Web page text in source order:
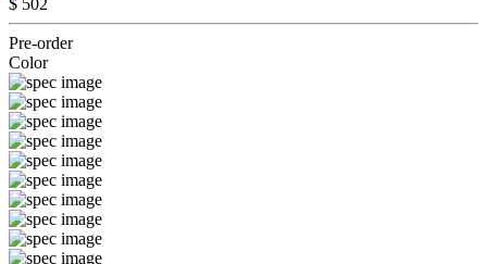
Pre-order
Color